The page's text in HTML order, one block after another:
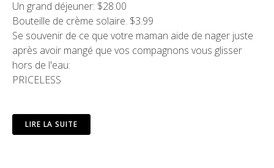
Un grand déjeuner: $28.00
Bouteille de crème solaire. $3.99
Se souvenir de ce que votre maman aide de nager juste
après avoir mangé que vos compagnons vous glisser
hors de l'eau:
PRICELESS
LIRE LA SUITE